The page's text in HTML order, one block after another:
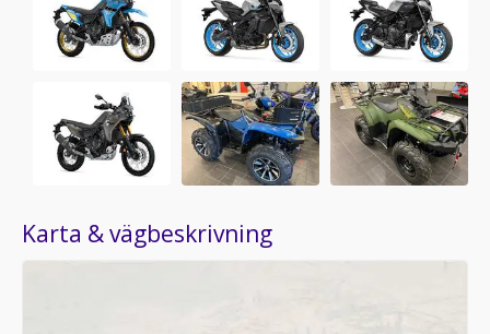
Karta & vägbeskrivning